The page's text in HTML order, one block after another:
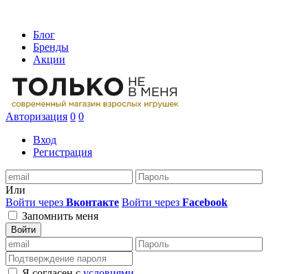
Блог
Бренды
Акции
Авторизация 0 0
Вход
Регистрация
Или
Войти через Вконтакте Войти через Facebook
Запомнить меня
Войти